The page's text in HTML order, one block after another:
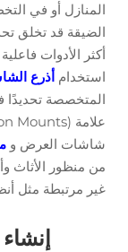
المنازل أو في
الضيقة قد تخلق
أكثر الأدوات
استخدام أذرع
المتخصصة تحديدًا
شاشات العرض و
من منظور الأثاث
غير مرتبطة مثل